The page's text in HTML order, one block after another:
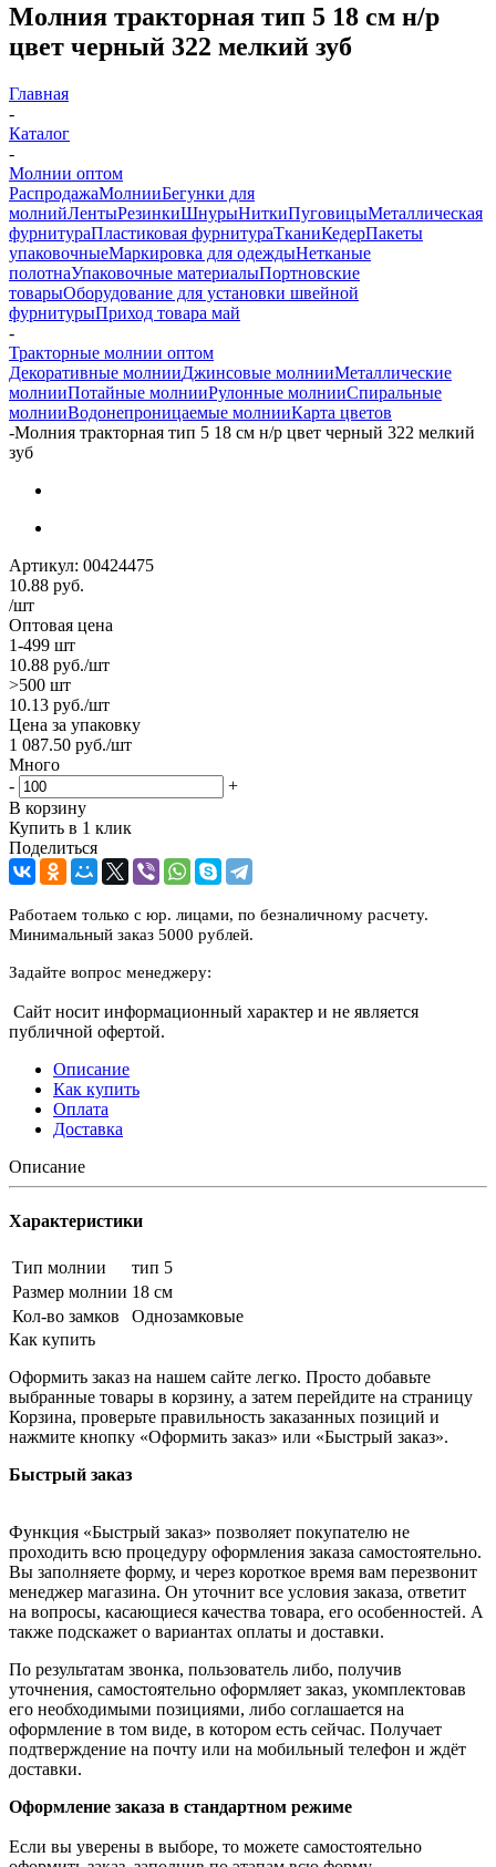
Молния тракторная тип 5 18 см н/р
цвет черный 322 мелкий зуб
Главная
-
Каталог
-
Молнии оптом
РаспродажаМолнииБегунки для
молнийЛентыРезинкиШнурыНиткиПуговицыМеталлическая
фурнитураПластиковая фурнитураТканиКедерПакеты
упаковочныеМаркировка для одеждыНетканые
полотнаУпаковочные материалыПортновские
товарыОборудование для установки швейной
фурнитурыПриход товара май
-
Тракторные молнии оптом
Декоративные молнииДжинсовые молнииМеталлические
молнииПотайные молнииРулонные молнииСпиральные
молнииВодонепроницаемые молнииКарта цветов
-Молния тракторная тип 5 18 см н/р цвет черный 322 мелкий
зуб
Артикул: 00424475
10.88 руб.
/шт
Оптовая цена
1-499 шт
10.88 руб./шт
>500 шт
10.13 руб./шт
Цена за упаковку
1 087.50 руб./шт
Много
-
+
В корзину
Купить в 1 клик
Поделиться
Работаем только с юр. лицами, по безналичному расчету.
Минимальный заказ 5000 рублей.
Задайте вопрос менеджеру:
Сайт носит информационный характер и не является
публичной офертой.
Описание
Как купить
Оплата
Доставка
Описание
Характеристики
Тип молнии
тип 5
Размер молнии 18 см
Кол-во замков
Однозамковые
Как купить
Оформить заказ на нашем сайте легко. Просто добавьте
выбранные товары в корзину, а затем перейдите на страницу
Корзина, проверьте правильность заказанных позиций и
нажмите кнопку «Оформить заказ» или «Быстрый заказ».
Быстрый заказ
Функция «Быстрый заказ» позволяет покупателю не
проходить всю процедуру оформления заказа самостоятельно.
Вы заполняете форму, и через короткое время вам перезвонит
менеджер магазина. Он уточнит все условия заказа, ответит
на вопросы, касающиеся качества товара, его особенностей. А
также подскажет о вариантах оплаты и доставки.
По результатам звонка, пользователь либо, получив
уточнения, самостоятельно оформляет заказ, укомплектовав
его необходимыми позициями, либо соглашается на
оформление в том виде, в котором есть сейчас. Получает
подтверждение на почту или на мобильный телефон и ждёт
доставки.
Оформление заказа в стандартном режиме
Если вы уверены в выборе, то можете самостоятельно